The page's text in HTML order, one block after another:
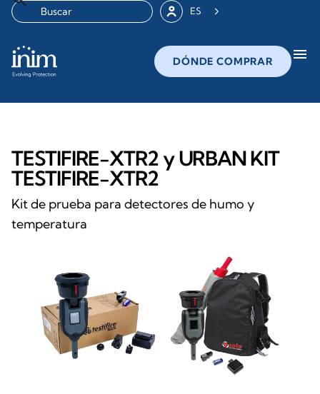
ES
DÓNDE COMPRAR menu
TESTIFIRE-XTR2 y URBAN KIT
TESTIFIRE-XTR2
Kit de prueba para detectores de humo y
temperatura